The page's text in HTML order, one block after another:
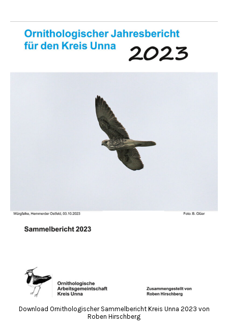
Download Ornithologischer Sammelbericht Kreis Unna 2023 von
Roben Hirschberg